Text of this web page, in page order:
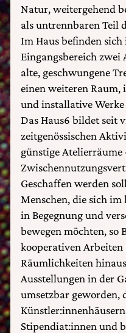
Natur, weitergehend
als untrennbaren Teil
Im Haus befinden
Eingangsbereich zwei
alte, geschwungene
einen weiteren Raum,
und installative
Das Haus6 bildet seit
zeitgenössischen
günstige Atelierräume
Geschaffen werden
Menschen, die sich
in Begegnung und
bewegen möchten, so
kooperativen Arbeiten
Räumlichkeiten
Ausstellungen in der
umsetzbar geworden,
Stipendiat:innen und